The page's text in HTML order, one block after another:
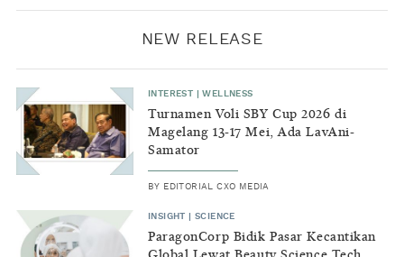
NEW RELEASE
INTEREST |WELLNESS
Turnamen Voli SBY Cup 2026 di
Magelang 13-17 Mei, Ada LavAni-
Samator
BY EDITORIAL CXO MEDIA
INSIGHT |SCIENCE
ParagonCorp Bidik Pasar Kecantikan